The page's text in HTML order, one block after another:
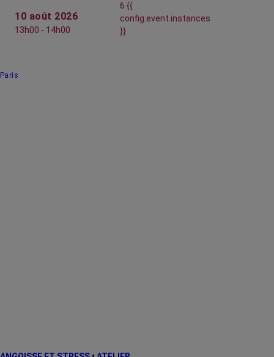
10 août 2026
13h00 - 14h00
6 {{
config.event.instances
}}
Paris